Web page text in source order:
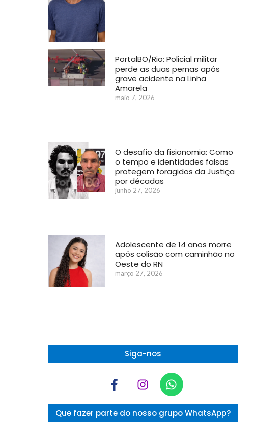
PortalBO/Rio: Policial militar
perde as duas pernas após
grave acidente na Linha
Amarela
maio 7, 2026
O desafio da fisionomia: Como
o tempo e identidades falsas
protegem foragidos da Justiça
por décadas
junho 27, 2026
Adolescente de 14 anos morre
após colisão com caminhão no
Oeste do RN
março 27, 2026
Siga-nos
Que fazer parte do nosso grupo WhatsApp?